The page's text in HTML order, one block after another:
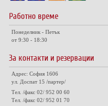
Работно време
Понеделник - Петък
от 9:30 - 18:30
За контакти и резервации
Адрес: София 1606
ул. Доспат 15 /партер/
Тел. /факс 02/ 952 00 60
Тел. /факс 02/ 952 01 70